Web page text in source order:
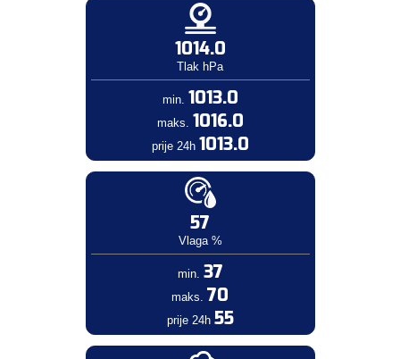
1014.0
Tlak hPa
min. 1013.0
maks. 1016.0
prije 24h 1013.0
57
Vlaga %
min. 37
maks. 70
prije 24h 55